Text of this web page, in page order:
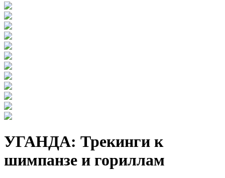
УГАНДА: Трекинги к
шимпанзе и гориллам